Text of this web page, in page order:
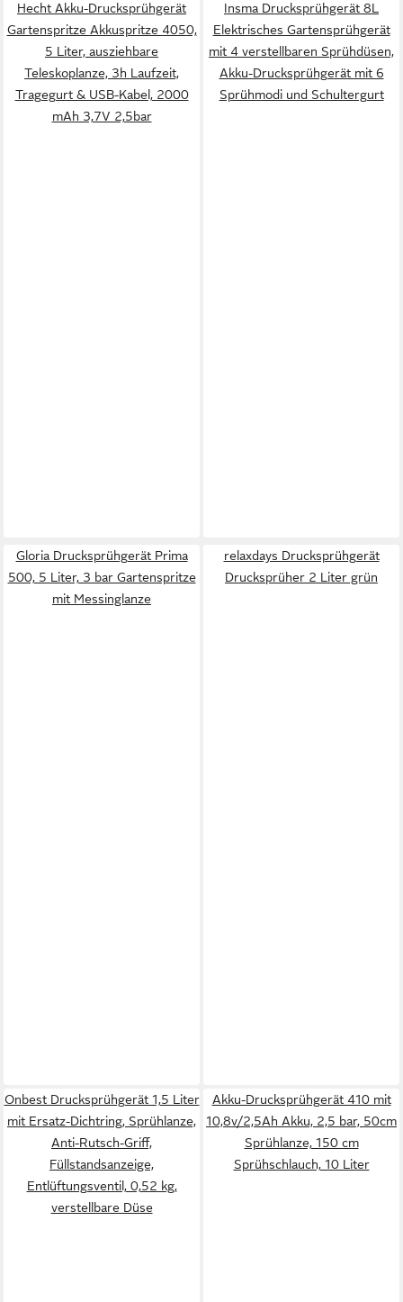
Hecht Akku-Drucksprühgerät
Gartenspritze Akkuspritze 4050,
5 Liter, ausziehbare
Teleskoplanze, 3h Laufzeit,
Tragegurt & USB-Kabel, 2000
mAh 3,7V 2,5bar
Insma Drucksprühgerät 8L
Elektrisches Gartensprühgerät
mit 4 verstellbaren Sprühdüsen,
Akku-Drucksprühgerät mit 6
Sprühmodi und Schultergurt
Gloria Drucksprühgerät Prima
500, 5 Liter, 3 bar Gartenspritze
mit Messinglanze
relaxdays Drucksprühgerät
Drucksprüher 2 Liter grün
Onbest Drucksprühgerät 1,5 Liter
mit Ersatz-Dichtring, Sprühlanze,
Anti-Rutsch-Griff,
Füllstandsanzeige,
Entlüftungsventil, 0,52 kg,
verstellbare Düse
Akku-Drucksprühgerät 410 mit
10,8v/2,5Ah Akku, 2,5 bar, 50cm
Sprühlanze, 150 cm
Sprühschlauch, 10 Liter